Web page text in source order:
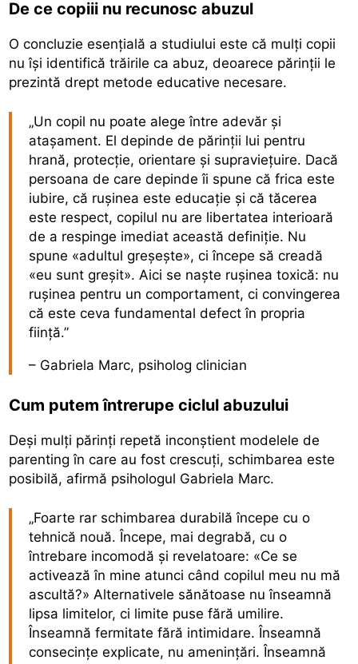
De ce copiii nu recunosc abuzul
O concluzie esențială a studiului este că mulți copii
nu își identifică trăirile ca abuz, deoarece părinții le
prezintă drept metode educative necesare.
„Un copil nu poate alege între adevăr și
atașament. El depinde de părinții lui pentru
hrană, protecție, orientare și supraviețuire. Dacă
persoana de care depinde îi spune că frica este
iubire, că rușinea este educație și că tăcerea
este respect, copilul nu are libertatea interioară
de a respinge imediat această definiție. Nu
spune «adultul greșește», ci începe să creadă
«eu sunt greșit». Aici se naște rușinea toxică: nu
rușinea pentru un comportament, ci convingerea
că este ceva fundamental defect în propria
ființă.”
– Gabriela Marc, psiholog clinician
Cum putem întrerupe ciclul abuzului
Deși mulți părinți repetă inconștient modelele de
parenting în care au fost crescuți, schimbarea este
posibilă, afirmă psihologul Gabriela Marc.
„Foarte rar schimbarea durabilă începe cu o
tehnică nouă. Începe, mai degrabă, cu o
întrebare incomodă și revelatoare: «Ce se
activează în mine atunci când copilul meu nu mă
ascultă?» Alternativele sănătoase nu înseamnă
lipsa limitelor, ci limite puse fără umilire.
Înseamnă fermitate fără intimidare. Înseamnă
consecințe explicate, nu amenințări. Înseamnă